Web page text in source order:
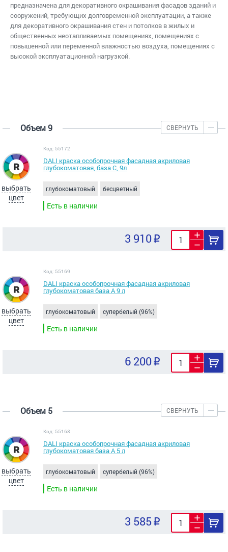
предназначена для декоративного окрашивания фасадов зданий и
сооружений, требующих долговременной эксплуатации, а также
для декоративного окрашивания стен и потолков в жилых и
общественных неотапливаемых помещениях, помещениях с
повышенной или переменной влажностью воздуха, помещениях с
высокой эксплуатационной нагрузкой.
Объем 9 СВЕРНУТЬ
выбрать
цвет
Код: 55172
DALI краска особопрочная фасадная акриловая
глубокоматовая, база С, 9л
глубокоматовый бесцветный
Есть в наличии
3 910
выбрать
цвет
Код: 55169
DALI краска особопрочная фасадная акриловая
глубокоматовая база А 9 л
глубокоматовый супербелый (96%)
Есть в наличии
6 200
Объем 5 СВЕРНУТЬ
выбрать
цвет
Код: 55168
DALI краска особопрочная фасадная акриловая
глубокоматовая база А 5 л
глубокоматовый супербелый (96%)
Есть в наличии
3 585